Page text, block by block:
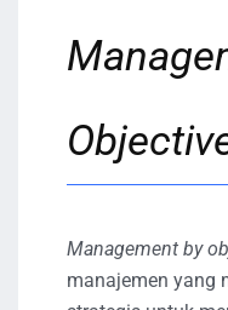
Management by
manajemen yang